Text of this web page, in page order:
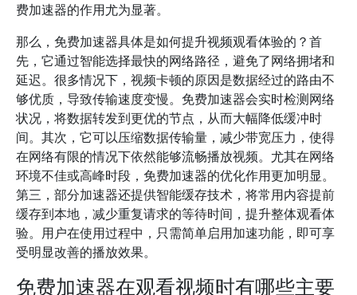
费加速器的作用尤为显著。
那么，免费加速器具体是如何提升视频观看体验的？首
先，它通过智能选择最快的网络路径，避免了网络拥堵和
延迟。很多情况下，视频卡顿的原因是数据经过的路由不
够优质，导致传输速度变慢。免费加速器会实时检测网络
状况，将数据转发到更优的节点，从而大幅降低缓冲时
间。其次，它可以压缩数据传输量，减少带宽压力，使得
在网络有限的情况下依然能够流畅播放视频。尤其在网络
环境不佳或高峰时段，免费加速器的优化作用更加明显。
第三，部分加速器还提供智能缓存技术，将常用内容提前
缓存到本地，减少重复请求的等待时间，提升整体观看体
验。用户在使用过程中，只需简单启用加速功能，即可享
受明显改善的播放效果。
免费加速器在观看视频时有哪些主要